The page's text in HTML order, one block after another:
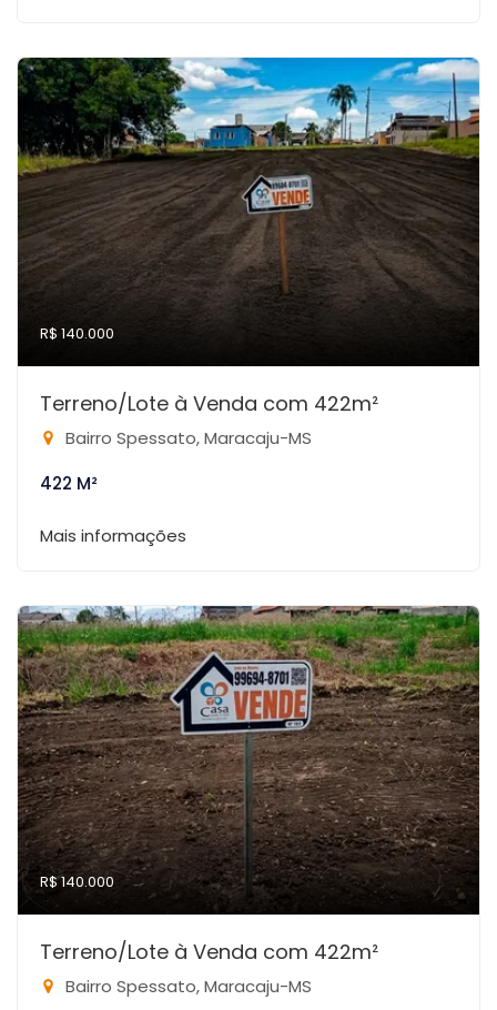
R$ 140.000
Terreno/Lote à Venda com 422m²
Bairro Spessato, Maracaju-MS
422 M²
Mais informações
R$ 140.000
Terreno/Lote à Venda com 422m²
Bairro Spessato, Maracaju-MS